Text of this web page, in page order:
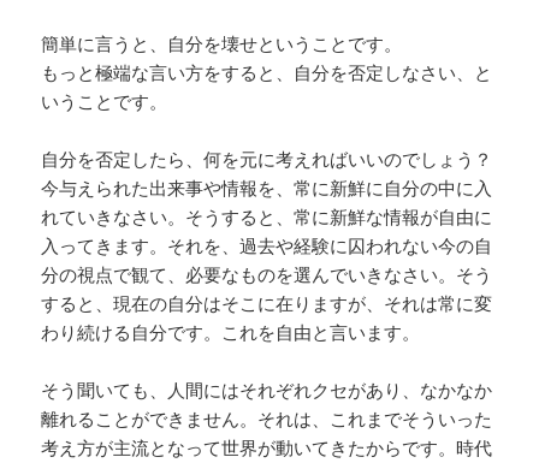
簡単に言うと、自分を壊せということです。
もっと極端な言い方をすると、自分を否定しなさい、と
いうことです。
自分を否定したら、何を元に考えればいいのでしょう？
今与えられた出来事や情報を、常に新鮮に自分の中に入
れていきなさい。そうすると、常に新鮮な情報が自由に
入ってきます。それを、過去や経験に囚われない今の自
分の視点で観て、必要なものを選んでいきなさい。そう
すると、現在の自分はそこに在りますが、それは常に変
わり続ける自分です。これを自由と言います。
そう聞いても、人間にはそれぞれクセがあり、なかなか
離れることができません。それは、これまでそういった
考え方が主流となって世界が動いてきたからです。時代